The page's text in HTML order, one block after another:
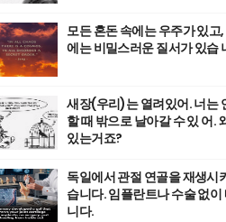
모든 혼돈 속에는 우주가 있고
에는 비밀스러운 질서가 있습
새장(우리)는 열려있어. 너는
할 때 밖으로 날아갈 수 있 어.
있는거죠?
독일에서 관절 연골을 재생시
습니다. 임플란트나 수술 없
니다.